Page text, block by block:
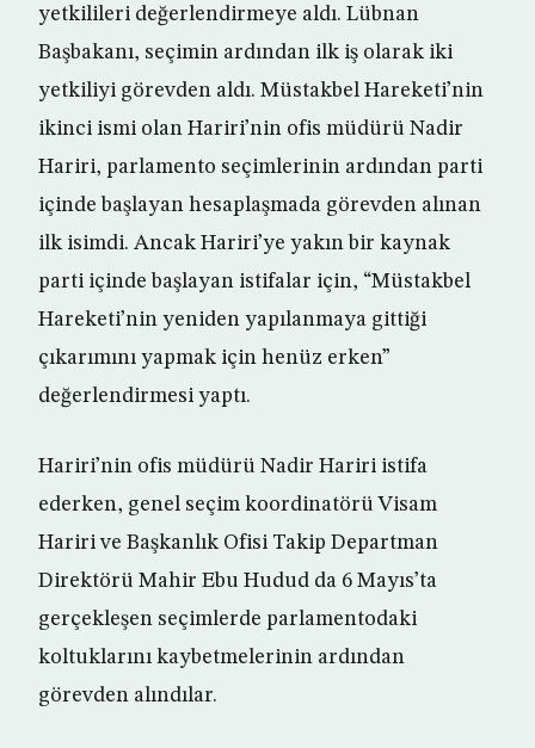
yetkilileri değerlendirmeye aldı. Lübnan
Başbakanı, seçimin ardından ilk iş olarak iki
yetkiliyi görevden aldı. Müstakbel Hareketi’nin
ikinci ismi olan Hariri’nin ofis müdürü Nadir
Hariri, parlamento seçimlerinin ardından parti
içinde başlayan hesaplaşmada görevden alınan
ilk isimdi. Ancak Hariri’ye yakın bir kaynak
parti içinde başlayan istifalar için, “Müstakbel
Hareketi’nin yeniden yapılanmaya gittiği
çıkarımını yapmak için henüz erken”
değerlendirmesi yaptı.
Hariri’nin ofis müdürü Nadir Hariri istifa
ederken, genel seçim koordinatörü Visam
Hariri ve Başkanlık Ofisi Takip Departman
Direktörü Mahir Ebu Hudud da 6 Mayıs’ta
gerçekleşen seçimlerde parlamentodaki
koltuklarını kaybetmelerinin ardından
görevden alındılar.